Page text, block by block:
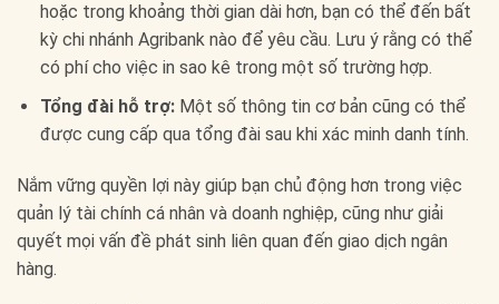
hoặc trong khoảng thời gian dài hơn, bạn có thể đến bất
kỳ chi nhánh Agribank nào để yêu cầu. Lưu ý rằng có thể
có phí cho việc in sao kê trong một số trường hợp.
Tổng đài hỗ trợ:Một số thông tin cơ bản cũng có thể
được cung cấp qua tổng đài sau khi xác minh danh tính.
Nắm vững quyền lợi này giúp bạn chủ động hơn trong việc
quản lý tài chính cá nhân và doanh nghiệp, cũng như giải
quyết mọi vấn đề phát sinh liên quan đến giao dịch ngân
hàng.